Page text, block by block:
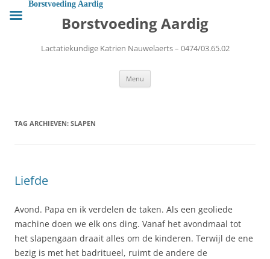
naar
de Borstvoeding Aardig
Lactatiekundige Katrien Nauwelaerts – 0474/03.65.02
Menu
TAG ARCHIEVEN: SLAPEN
Liefde
Avond. Papa en ik verdelen de taken. Als een geoliede
machine doen we elk ons ding. Vanaf het avondmaal tot
het slapengaan draait alles om de kinderen. Terwijl de ene
bezig is met het badritueel, ruimt de andere de
Borstvoeding Aardig